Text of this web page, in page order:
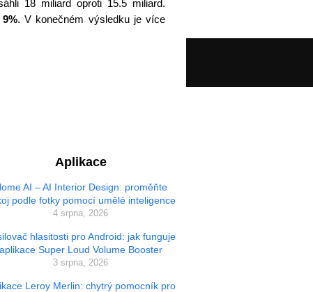
18 miliard oproti 15.5 miliard.
. V konečném výsledku je více
Aplikace
AI – AI Interior Design: proměňte
podle fotky pomocí umělé inteligence
4 srpna, 2026
hlasitosti pro Android: jak funguje
aplikace Super Loud Volume Booster
3 srpna, 2026
Leroy Merlin: chytrý pomocník pro